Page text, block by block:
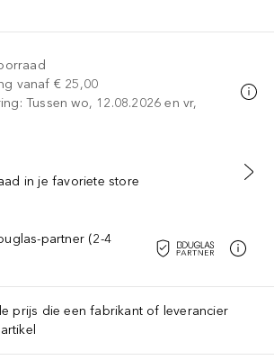
vanaf € 25,00
Tussen wo, 12.08.2026 en vr,
TOE AAN WINKELMANDJE
in je favoriete store
partner (2-4
prijs die een fabrikant of leverancier